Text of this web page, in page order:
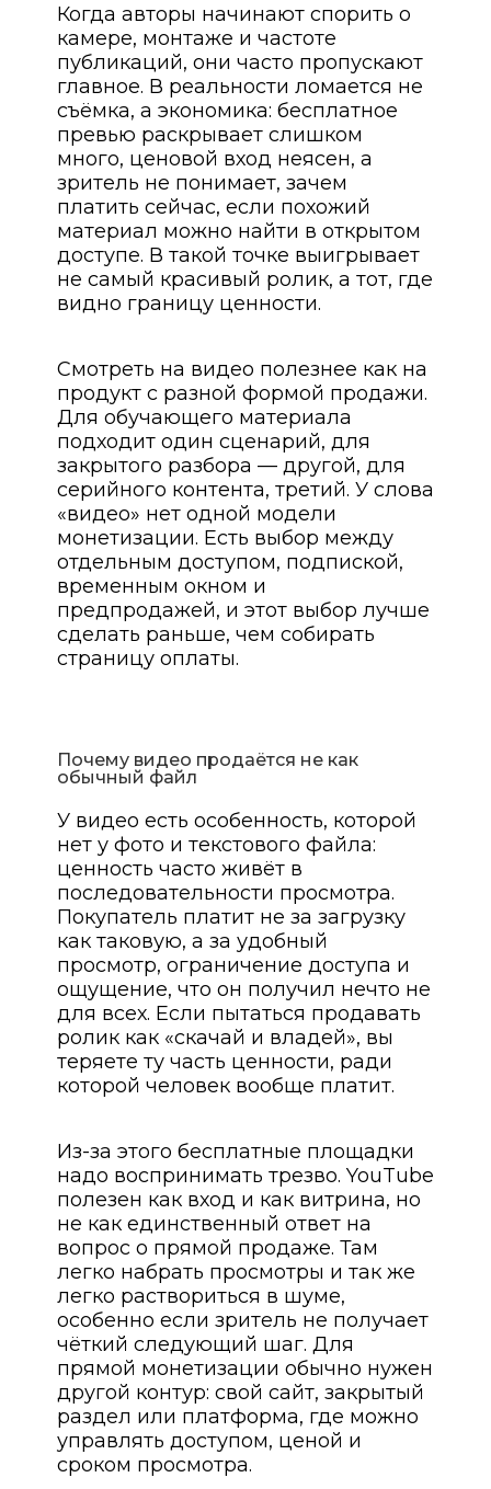
Когда авторы начинают спорить о
камере, монтаже и частоте
публикаций, они часто пропускают
главное. В реальности ломается не
съёмка, а экономика: бесплатное
превью раскрывает слишком
много, ценовой вход неясен, а
зритель не понимает, зачем
платить сейчас, если похожий
материал можно найти в открытом
доступе. В такой точке выигрывает
не самый красивый ролик, а тот, где
видно границу ценности.
Смотреть на видео полезнее как на
продукт с разной формой продажи.
Для обучающего материала
подходит один сценарий, для
закрытого разбора — другой, для
серийного контента, третий. У слова
«видео» нет одной модели
монетизации. Есть выбор между
отдельным доступом, подпиской,
временным окном и
предпродажей, и этот выбор лучше
сделать раньше, чем собирать
страницу оплаты.
Почему видео продаётся не как
обычный файл
У видео есть особенность, которой
нет у фото и текстового файла:
ценность часто живёт в
последовательности просмотра.
Покупатель платит не за загрузку
как таковую, а за удобный
просмотр, ограничение доступа и
ощущение, что он получил нечто не
для всех. Если пытаться продавать
ролик как «скачай и владей», вы
теряете ту часть ценности, ради
которой человек вообще платит.
Из-за этого бесплатные площадки
надо воспринимать трезво. YouTube
полезен как вход и как витрина, но
не как единственный ответ на
вопрос о прямой продаже. Там
легко набрать просмотры и так же
легко раствориться в шуме,
особенно если зритель не получает
чёткий следующий шаг. Для
прямой монетизации обычно нужен
другой контур: свой сайт, закрытый
раздел или платформа, где можно
управлять доступом, ценой и
сроком просмотра.